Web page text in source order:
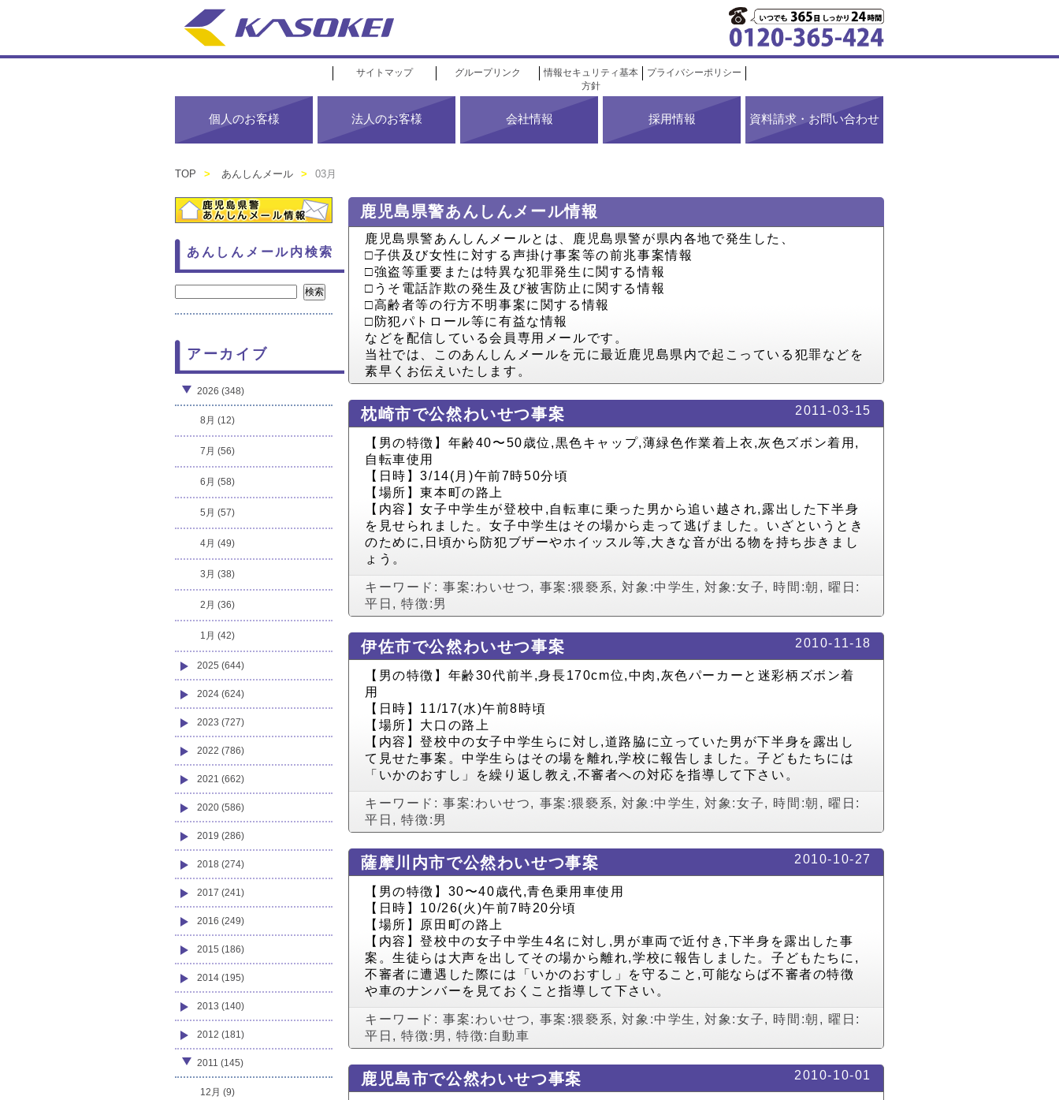
サイトマップ グループリンク
情報セキュリティ基本
方針
プライバシーポリシー
個人のお客様 法人のお客様 会社情報 採用情報 資料請求・お問い合わせ
TOP > あんしんメール > 03月
鹿児島県警あんしんメール情報
鹿児島県警あんしんメールとは、鹿児島県警が県内各地で発生した、
□子供及び女性に対する声掛け事案等の前兆事案情報
□強盗等重要または特異な犯罪発生に関する情報
□うそ電話詐欺の発生及び被害防止に関する情報
□高齢者等の行方不明事案に関する情報
□防犯パトロール等に有益な情報
などを配信している会員専用メールです。
当社では、このあんしんメールを元に最近鹿児島県内で起こっている犯罪などを
素早くお伝えいたします。
枕崎市で公然わいせつ事案 2011-03-15
【男の特徴】年齢40〜50歳位,黒色キャップ,薄緑色作業着上衣,灰色ズボン着用,
自転車使用
【日時】3/14(月)午前7時50分頃
【場所】東本町の路上
【内容】女子中学生が登校中,自転車に乗った男から追い越され,露出した下半身
を見せられました。女子中学生はその場から走って逃げました。いざというとき
のために,日頃から防犯ブザーやホイッスル等,大きな音が出る物を持ち歩きまし
ょう。
キーワード:事案:わいせつ, 事案:猥褻系, 対象:中学生 , 対象:女子, 時間:朝 , 曜日:
平日 ,特徴:男
伊佐市で公然わいせつ事案 2010-11-18
【男の特徴】年齢30代前半,身長170cm位,中肉,灰色パーカーと迷彩柄ズボン着
用
【日時】11/17(水)午前8時頃
【場所】大口の路上
【内容】登校中の女子中学生らに対し,道路脇に立っていた男が下半身を露出し
て見せた事案。中学生らはその場を離れ,学校に報告しました。子どもたちには
「いかのおすし」を繰り返し教え,不審者への対応を指導して下さい。
キーワード:事案:わいせつ, 事案:猥褻系, 対象:中学生 , 対象:女子, 時間:朝 , 曜日:
平日 ,特徴:男
薩摩川内市で公然わいせつ事案 2010-10-27
【男の特徴】30〜40歳代,青色乗用車使用
【日時】10/26(火)午前7時20分頃
【場所】原田町の路上
【内容】登校中の女子中学生4名に対し,男が車両で近付き,下半身を露出した事
案。生徒らは大声を出してその場から離れ,学校に報告しました。子どもたちに,
不審者に遭遇した際には「いかのおすし」を守ること,可能ならば不審者の特徴
や車のナンバーを見ておくこと指導して下さい。
キーワード:事案:わいせつ, 事案:猥褻系, 対象:中学生 , 対象:女子, 時間:朝 , 曜日:
平日 ,特徴:男 ,特徴:自動車
鹿児島市で公然わいせつ事案 2010-10-01
あんしんメール内検索
アーカイブ
2026 (348)
8月 (12)
7月 (56)
6月 (58)
5月 (57)
4月 (49)
3月 (38)
2月 (36)
1月 (42)
2025 (644)
2024 (624)
2023 (727)
2022 (786)
2021 (662)
2020 (586)
2019 (286)
2018 (274)
2017 (241)
2016 (249)
2015 (186)
2014 (195)
2013 (140)
2012 (181)
2011 (145)
12月 (9)